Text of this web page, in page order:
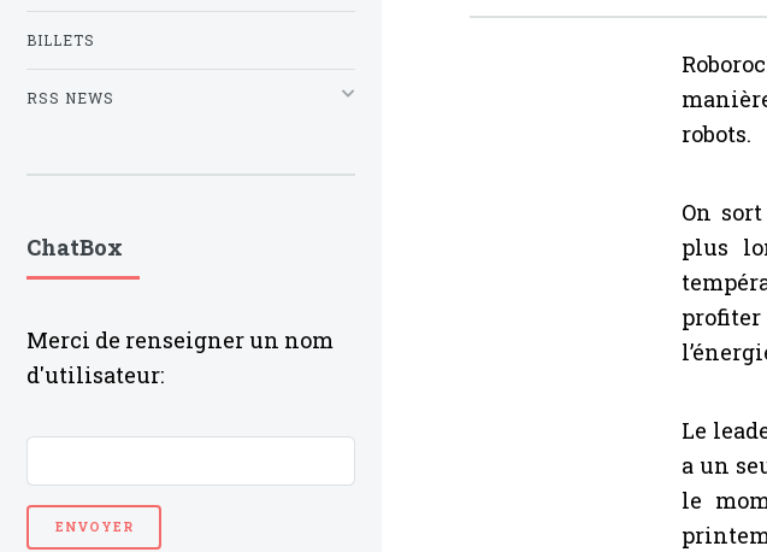
robots.
On
plus
profiter
Le
a un
le
BILLETS
RSS NEWS
ChatBox
Merci de renseigner un nom
d'utilisateur: